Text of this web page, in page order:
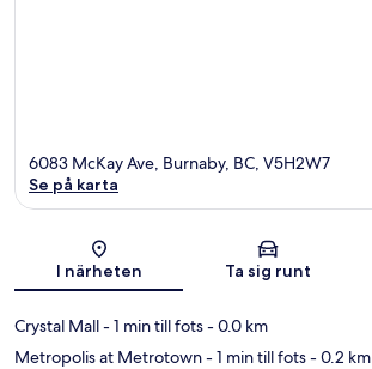
Karta
6083 McKay Ave, Burnaby, BC, V5H2W7
Se på karta
I närheten Ta sig runt
Crystal Mall- 1 min till fots- 0.0 km
Metropolis at Metrotown- 1 min till fots- 0.2 km